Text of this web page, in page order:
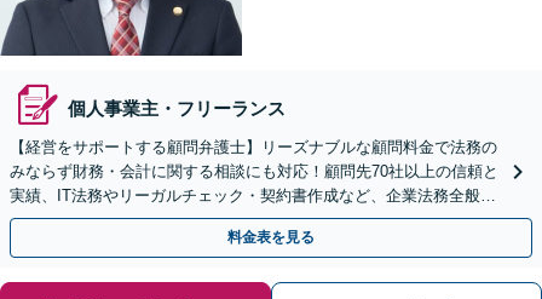
個人事業主・フリーランス
【経営をサポートする顧問弁護士】リーズナブルな顧問料金で法務の
みならず財務・会計に関する相談にも対応！顧問先70社以上の信頼と
実績、IT法務やリーガルチェック・契約書作成など、企業法務全般に
ついてお気軽にご相談ください。
料金表を見る